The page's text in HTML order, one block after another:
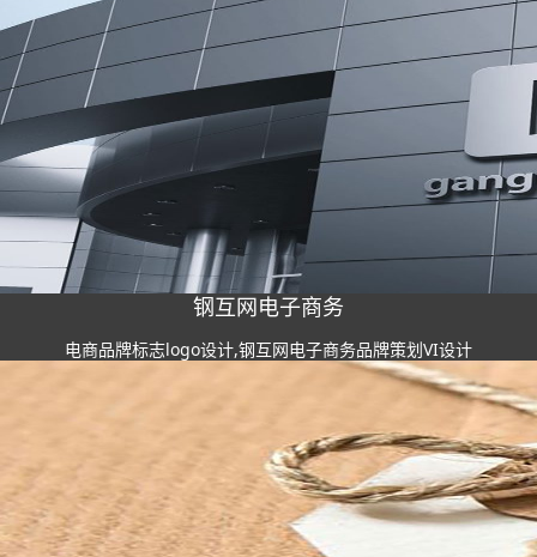
钢互网电子商务
电商品牌标志logo设计,钢互网电子商务品牌策划VI设计